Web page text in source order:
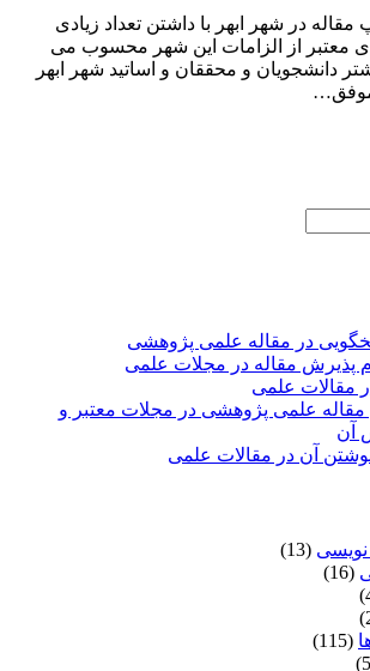
در شهر ابهر با داشتن تعداد زیادی
معتبر از الزامات این شهر محسوب می
دانشجویان و محققان و اساتید شهر ابهر
موفق…
در مقاله علمی پژوهشی
پذیرش مقاله در مجلات علمی
مقالات علمی
علمی پژوهشی در مجلات معتبر و
آن
آن در مقالات علمی
(13)
(16)
(115)